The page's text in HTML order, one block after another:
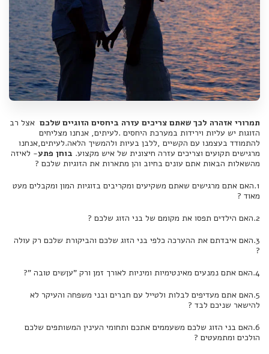
תמרורי אזהרה לכך שאתם צריכים עזרה ביחסים הזוגיים שלכם אצל רב
הזוגות יש עליות וירידות במערכת היחסים .לעיתים, אנחנו מצליחים
להתמודד בעצמנו עם הקשיים ,ללבן בעיות ולהמשיך הלאה.לעיתים,אנחנו
מרגישים תקועים וצריכים עזרה חיצונית של איש מקצוע. בוחן פתע- לאיזה
מהשאלות הבאות אתם עונים בחיוב והן מתארות את הזוגיות שלכם ?
1.האם אתם מרגישים שאתם משקיעים ומקריבים בזוגיות המון ומקבלים מעט
מאוד ?
2.האם הילדים תפסו את מקומם של בני הזוג שלכם ?
3.האם איבדתם את ההערכה כלפי בני הזוג שלכם והביקורת שלכם רק עולה
?
4.האם אתם נמנעים מאינטימיות ומיניות לאורך זמן ורק "עןשים טובה "?
5.האם אתם מעדיפים לבלות ולטייל עם חברים ובני משפחה והעיקר לא
להישאר שניכם לבד ?
6.האם בני הזוג שלכם משעממים אתכם ותחומי העינין המשותפים שלכם
הולכים ומתמעטים ?